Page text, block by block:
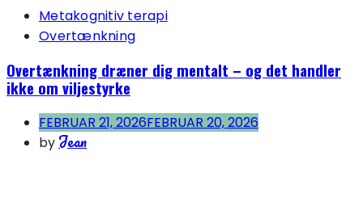
Metakognitiv terapi
Overtænkning
Overtænkning dræner dig mentalt – og det handler
ikke om viljestyrke
FEBRUAR 21, 2026FEBRUAR 20, 2026
by Jean